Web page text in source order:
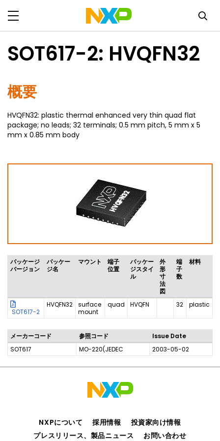
SOT617-2: HVQFN32
概要
HVQFN32: plastic thermal enhanced very thin quad flat
package; no leads; 32 terminals; 0.5 mm pitch, 5 mm x 5
mm x 0.85 mm body
パッケージ
バージョン
パッケー
ジ名
マウント
端子
位置
パッケー
ジスタイ
ル
外
形
寸
法
図
端
子
数
材料
SOT617-2
HVQFN32
surface
mount
quad HVQFN 32 plastic
メーカーコード 参照コード
Issue Date
SOT617
MO-220(JEDEC 2003-05-02
NXPについて 採用情報
投資家向け情報
プレスリリース、製品ニュース
お問い合わせ